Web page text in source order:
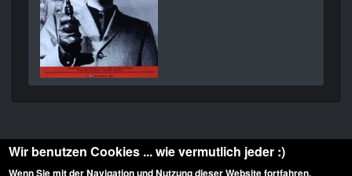
Wir benutzen Cookies ... wie vermutlich jeder :)
Wenn Sie mit der Navigation und Nutzung dieser Website fortfahren,